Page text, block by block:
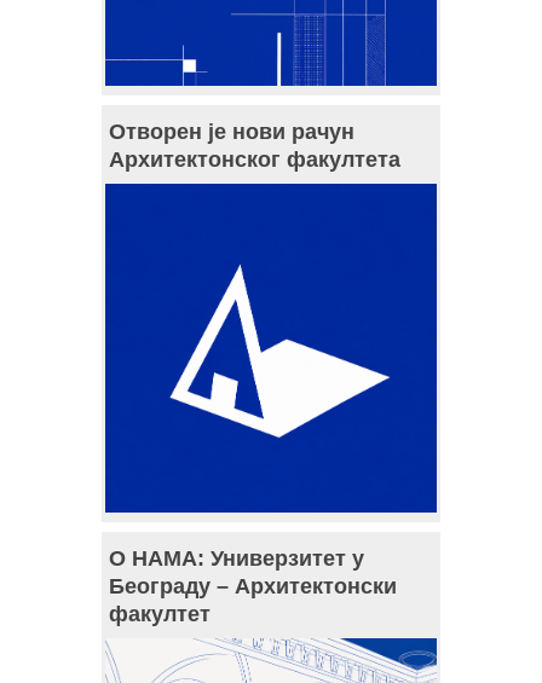
Отворен је нови рачун
Архитектонског факултета
О НАМА: Универзитет у
Београду – Архитектонски
факултет